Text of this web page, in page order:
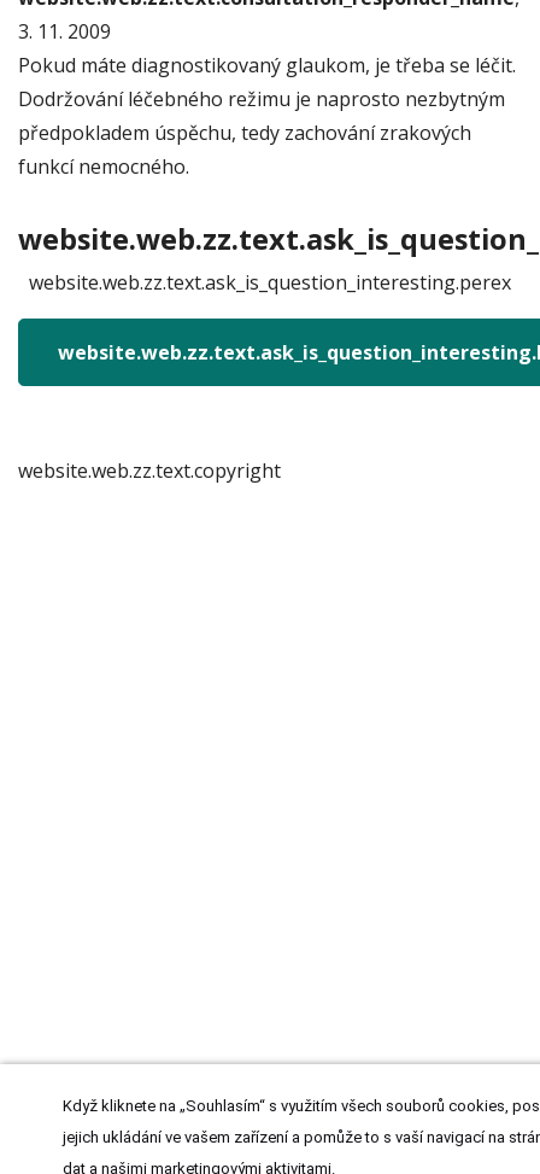
3. 11. 2009
Pokud máte diagnostikovaný glaukom, je třeba se léčit.
Dodržování léčebného režimu je naprosto nezbytným
předpokladem úspěchu, tedy zachování zrakových
funkcí nemocného.
website.web.zz.text.ask_is_question_interesting.perex
website.web.zz.text.copyright
Když kliknete na „Souhlasím“ s využitím všech souborů cookies,
jejich ukládání ve vašem zařízení a pomůže to s vaší navigací na
dat a našimi marketingovými aktivitami.